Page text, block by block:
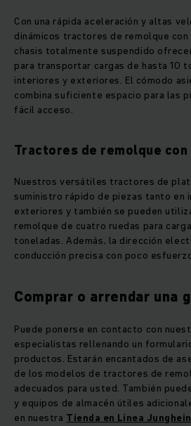
Con una rápida aceleración y altas
dinámicos tractores de remolque
chasis totalmente suspendido
para transportar cargas de hasta 10
interiores y exteriores. El cómodo
combina suficiente espacio para las
fácil acceso.
Tractores de remolque
Nuestros versátiles tractores de
suministro rápido de piezas tanto en
exteriores y también se pueden
remolque de cuatro ruedas para
toneladas. Además, la dirección
conducción precisa con poco
Comprar o arrendar una
Puede ponerse en contacto con
especialistas rellenando un
productos. Estarán encantados de
de los modelos de tractores de
adecuados para usted. También
y equipos de almacén útiles
en nuestra Tienda en Línea